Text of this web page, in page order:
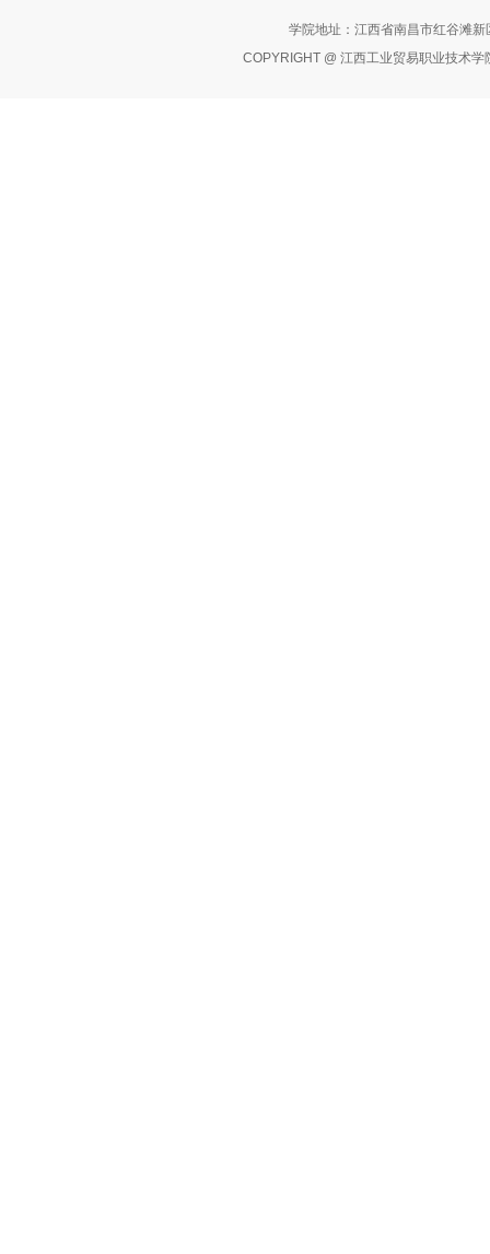
学院地址：江西省南昌市红谷滩
COPYRIGHT @ 江西工业贸易职业技术